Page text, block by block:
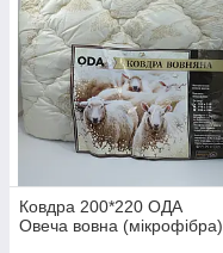
Ковдра 200*220 ОДА
Овеча вовна (мікрофібра)